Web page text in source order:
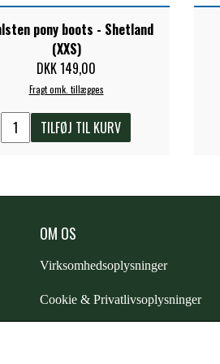
pony boots - Shetland
(XXS)
DKK 149,00
Fragt omk. tillægges
TILFØJ TIL KURV
OM OS
Virksomhedsoplysninger
Cookie & Privatlivsoplysninger